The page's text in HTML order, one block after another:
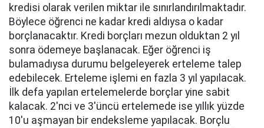
kredisi olarak verilen miktar ile sınırlandırılmaktadır.
Böylece öğrenci ne kadar kredi aldıysa o kadar
borçlanacaktır. Kredi borçları mezun olduktan 2 yıl
sonra ödemeye başlanacak. Eğer öğrenci iş
bulamadıysa durumu belgeleyerek erteleme talep
edebilecek. Erteleme işlemi en fazla 3 yıl yapılacak.
İlk defa yapılan ertelemelerde borçlar yine sabit
kalacak. 2'nci ve 3'üncü ertelemede ise yıllık yüzde
10'u aşmayan bir endeksleme yapılacak. Borçlu